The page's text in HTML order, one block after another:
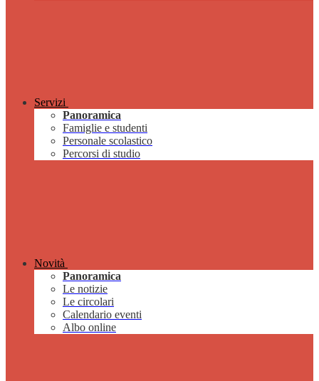
Servizi
Panoramica
Famiglie e studenti
Personale scolastico
Percorsi di studio
Novità
Panoramica
Le notizie
Le circolari
Calendario eventi
Albo online